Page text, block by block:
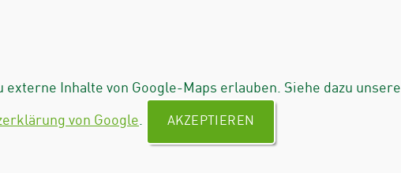
Inhalte von Google-Maps erlauben. Siehe dazu unsere
von Google AKZEPTIEREN